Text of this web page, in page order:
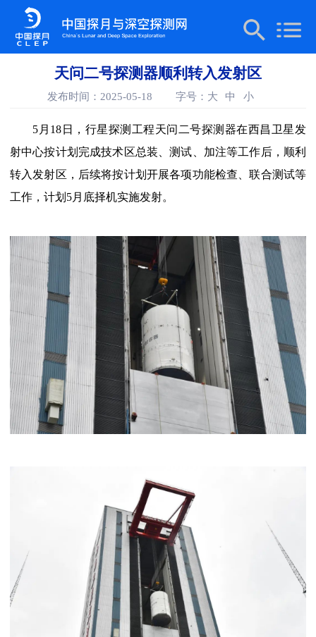
天问二号探测器顺利转入发射区
发布时间：2025-05-18 字号： 大 中 小
5月18日，行星探测工程天问二号探测器在西昌卫星发
射中心按计划完成技术区总装、测试、加注等工作后，顺利
转入发射区，后续将按计划开展各项功能检查、联合测试等
工作，计划5月底择机实施发射。